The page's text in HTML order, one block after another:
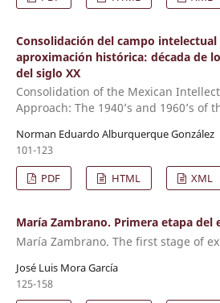
Consolidación del campo
aproximación histórica: década de
del siglo XX
Consolidation of the Mexican
Approach: The 1940’s and 1960’s of
Norman Eduardo Alburquerque González
101-123
PDF
HTML XML
María Zambrano. Primera etapa del
María Zambrano. The first stage of
José Luis Mora García
125-158